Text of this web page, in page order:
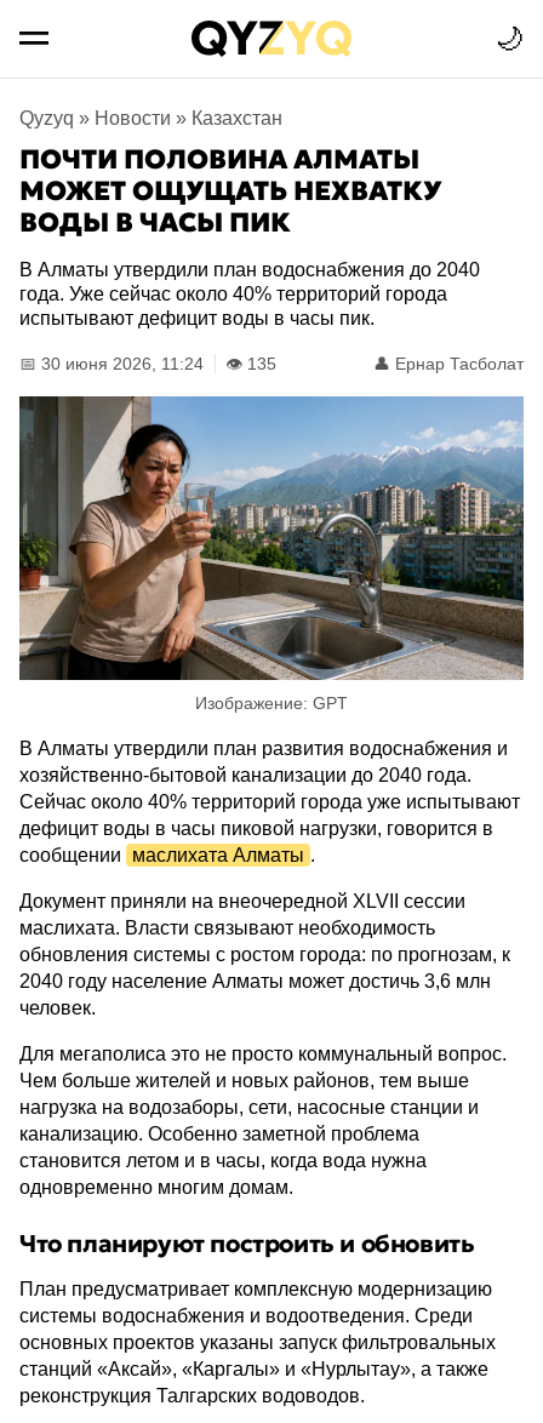
🌙
Qyzyq » Новости » Казахстан
ПОЧТИ ПОЛОВИНА АЛМАТЫ
МОЖЕТ ОЩУЩАТЬ НЕХВАТКУ
ВОДЫ В ЧАСЫ ПИК
В Алматы утвердили план водоснабжения до 2040
года. Уже сейчас около 40% территорий города
испытывают дефицит воды в часы пик.
📅 30 июня 2026, 11:24 👁️ 135 👤 Ернар Тасболат
Изображение: GPT
В Алматы утвердили план развития водоснабжения и
хозяйственно-бытовой канализации до 2040 года.
Сейчас около 40% территорий города уже испытывают
дефицит воды в часы пиковой нагрузки, говорится в
сообщении
маслихата Алматы .
Документ приняли на внеочередной XLVII сессии
маслихата. Власти связывают необходимость
обновления системы с ростом города: по прогнозам, к
2040 году население Алматы может достичь 3,6 млн
человек.
Для мегаполиса это не просто коммунальный вопрос.
Чем больше жителей и новых районов, тем выше
нагрузка на водозаборы, сети, насосные станции и
канализацию. Особенно заметной проблема
становится летом и в часы, когда вода нужна
одновременно многим домам.
Что планируют построить и обновить
План предусматривает комплексную модернизацию
системы водоснабжения и водоотведения. Среди
основных проектов указаны запуск фильтровальных
станций «Аксай», «Каргалы» и «Нурлытау», а также
реконструкция Талгарских водоводов.